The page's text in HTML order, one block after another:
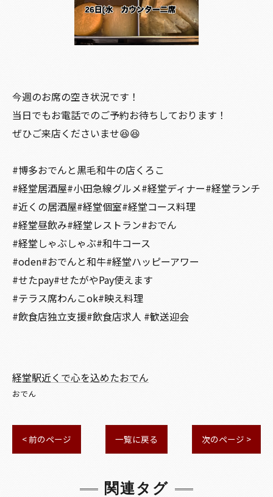
今週のお席の空き状況です！
当日でもお電話でのご予約お待ちしております！
ぜひご来店くださいませ😆😆
#博多おでんと黒毛和牛の店くろこ
#経堂居酒屋#小田急線グルメ#経堂ディナー#経堂ランチ
#近くの居酒屋#経堂個室#経堂コース料理
#経堂昼飲み#経堂レストラン#おでん
#経堂しゃぶしゃぶ#和牛コース
#oden#おでんと和牛#経堂ハッピーアワー
#せたpay#せたがやPay使えます
#テラス席わんこok#映え料理
#飲食店独立支援#飲食店求人 #歓送迎会
経堂駅近くで心を込めたおでん
おでん
< 前のページ 一覧に戻る 次のページ >
関連タグ